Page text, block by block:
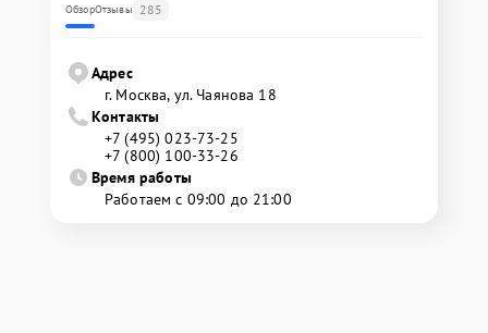
ОбзорОтзывы 285
Адрес
г. Москва, ул. Чаянова 18
Контакты
+7 (495) 023-73-25
+7 (800) 100-33-26
Время работы
Работаем с 09:00 до 21:00